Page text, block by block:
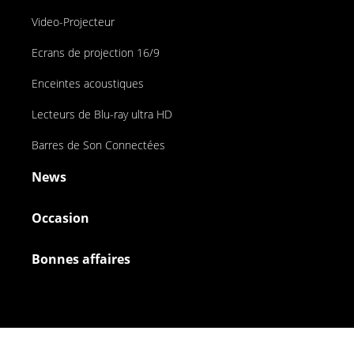
Video-Projecteur
Ecrans de projection 16/9
Enceintes acoustiques
Lecteurs de Blu-ray ultra HD
Barres de Son Connectées
News
Occasion
Bonnes affaires